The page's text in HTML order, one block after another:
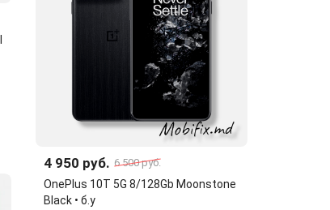
4 950 руб. 6 500 руб.
OnePlus 10T 5G 8/128Gb Moonstone
Black • б.у